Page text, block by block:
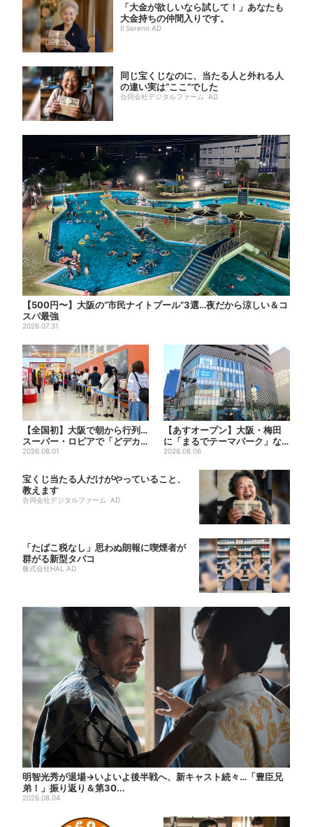
「大金が欲しいなら試して！」あなたも
大金持ちの仲間入りです。
Il Sereno AD
同じ宝くじなのに、当たる人と外れる人
の違い実は“ここ”でした
合同会社デジタルファーム AD
【500円〜】大阪の“市民ナイトプール”3選…夜だから涼しい＆コ
スパ最強
2026.07.31
【全国初】大阪で朝から行列…
スーパー・ロピアで「どデカ
抽選会」、開始30分で“1...
2026.08.01
【あすオープン】大阪・梅田
に「まるでテーマパーク」な
巨大スポーツ店、461ブラン...
2026.08.06
宝くじ当たる人だけがやっていること、
教えます
合同会社デジタルファーム AD
「たばこ税なし」思わぬ朗報に喫煙者が
群がる新型タバコ
株式会社HAL AD
明智光秀が退場→いよいよ後半戦へ、新キャスト続々…「豊臣兄
弟！」振り返り＆第30...
2026.08.04